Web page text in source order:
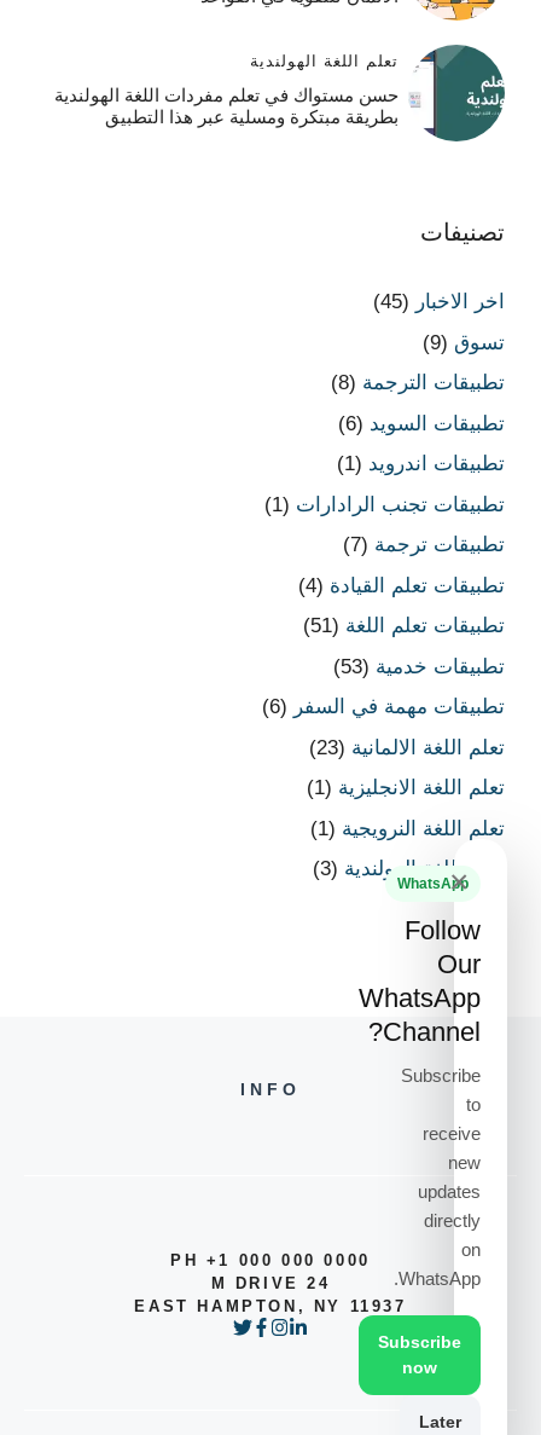
تعلم اللغة الهولندية
حسن مستواك في تعلم مفردات اللغة الهولندية
بطريقة مبتكرة ومسلية عبر هذا التطبيق
تصنيفات
اخر الاخبار (45)
تسوق (9)
تطبيقات الترجمة (8)
تطبيقات السويد (6)
تطبيقات اندرويد (1)
تطبيقات تجنب الرادارات (1)
تطبيقات ترجمة (7)
تطبيقات تعلم القيادة (4)
تطبيقات تعلم اللغة (51)
تطبيقات خدمية (53)
تطبيقات مهمة في السفر (6)
تعلم اللغة الالمانية (23)
تعلم اللغة الانجليزية (1)
تعلم اللغة النرويجية (1)
تعلم اللغة الهولندية (3)
INFO
PH +1 000 000 0000
24 M DRIVE
EAST HAMPTON, NY 11937
×
WhatsApp
Follow
Our
WhatsApp
Channel?
Subscribe
to
receive
new
updates
directly
on
WhatsApp.
Subscribe
now
Later